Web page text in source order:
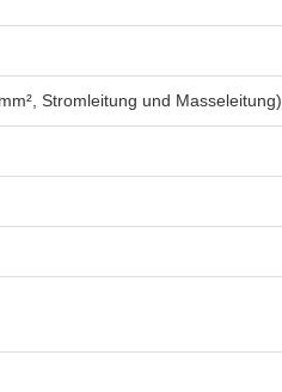
Stromleitung und Masseleitung)